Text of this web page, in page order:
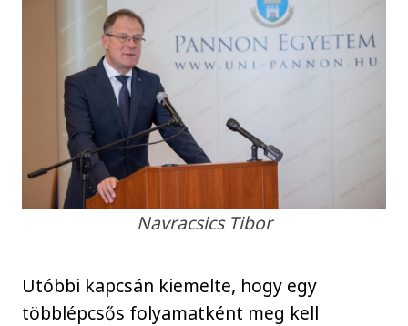
Navracsics Tibor
Utóbbi kapcsán kiemelte, hogy egy
többlépcsős folyamatként meg kell